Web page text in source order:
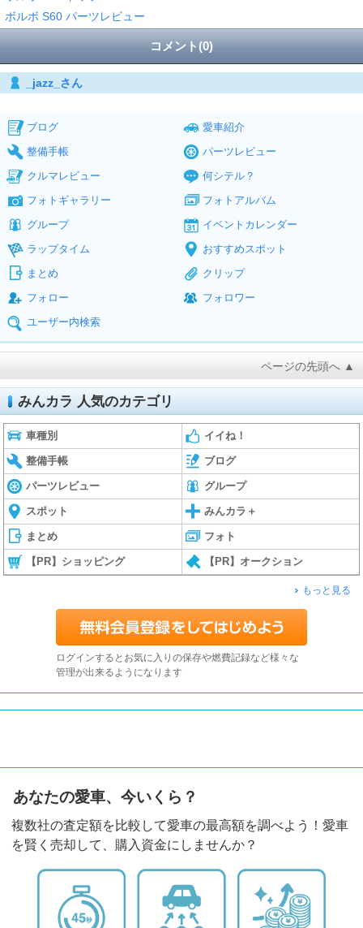
ボルボ S60 パーツレビュー
コメント(0)
_jazz_さん
ブログ
愛車紹介
整備手帳
パーツレビュー
クルマレビュー
何シテル？
フォトギャラリー
フォトアルバム
グループ
イベントカレンダー
ラップタイム
おすすめスポット
まとめ
クリップ
フォロー
フォロワー
ユーザー内検索
ページの先頭へ ▲
みんカラ 人気のカテゴリ
車種別 イイね！
整備手帳 ブログ
パーツレビュー グループ
スポット みんカラ＋
まとめ フォト
【PR】ショッピング 【PR】オークション
もっと見る
ログインするとお気に入りの保存や燃費記録など様々な
管理が出来るようになります
あなたの愛車、今いくら？
複数社の査定額を比較して愛車の最高額を調べよう！愛車
を賢く売却して、購入資金にしませんか？